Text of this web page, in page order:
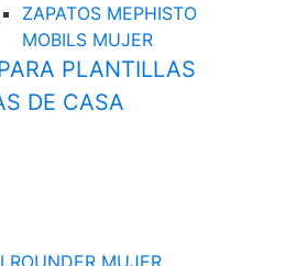
ZAPATOS MEPHISTO
MOBILS MUJER
PLANTILLAS
DE CASA
MUJER